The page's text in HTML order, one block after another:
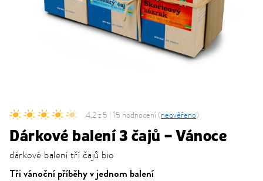
4,2 z 5 | 15 hodnocení (neověřeno)
Dárkové balení 3 čajů – Vánoce
dárkové balení tří čajů bio
Tři vánoční příběhy v jednom balení